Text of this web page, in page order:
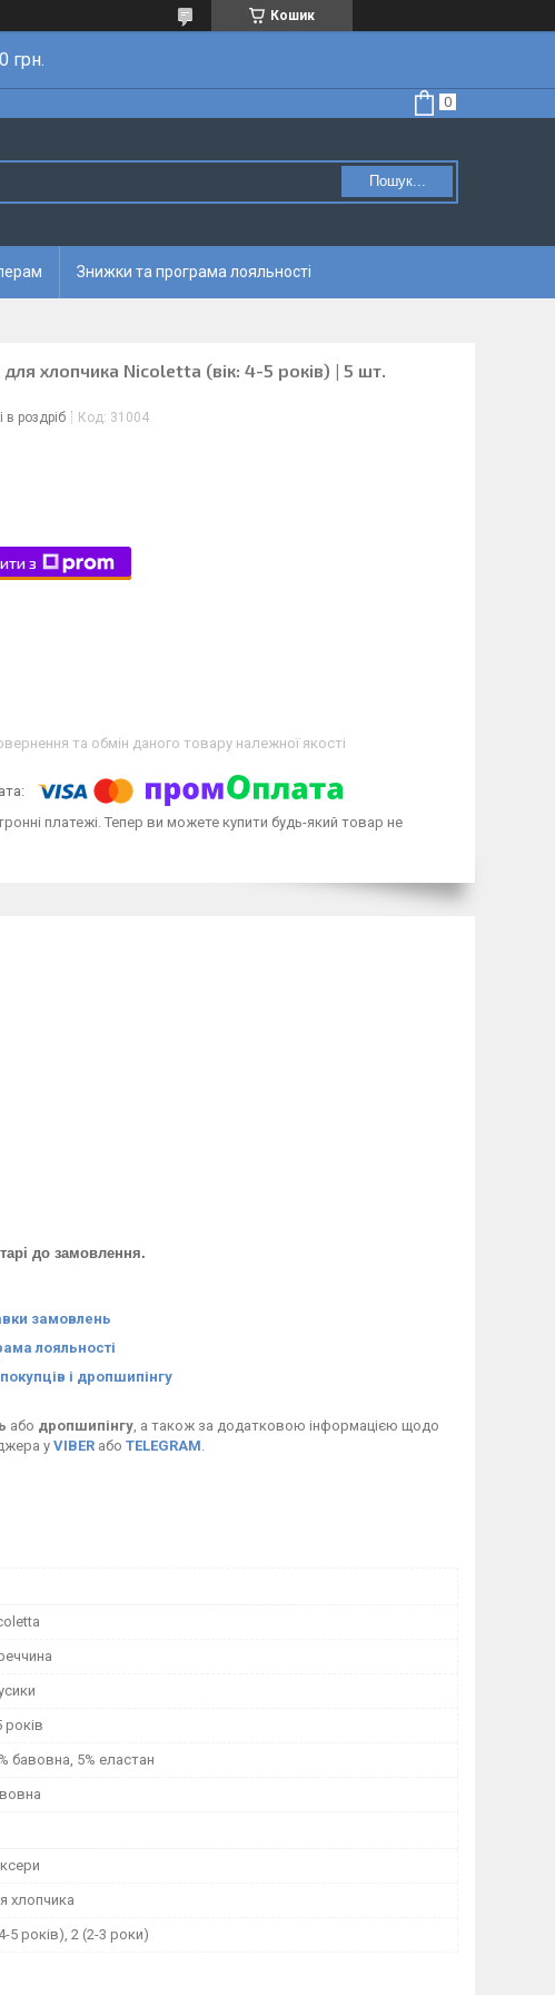
Кошик
грн.
Пошук...
Знижки та програма лояльності
хлопчика Nicoletta (вік: 4-5 років) | 5 шт.
в роздріб Код: 31004
з
та обмін даного товару належної якості
платежі. Тепер ви можете купити будь-який товар не
до замовлення.
замовлень
лояльності
і дропшипінгу
або дропшипінгу, а також за додатковою інформацією щодо
уVIBERабо TELEGRAM
років
бавовна, 5% еластан
хлопчика
5 років), 2 (2-3 роки)